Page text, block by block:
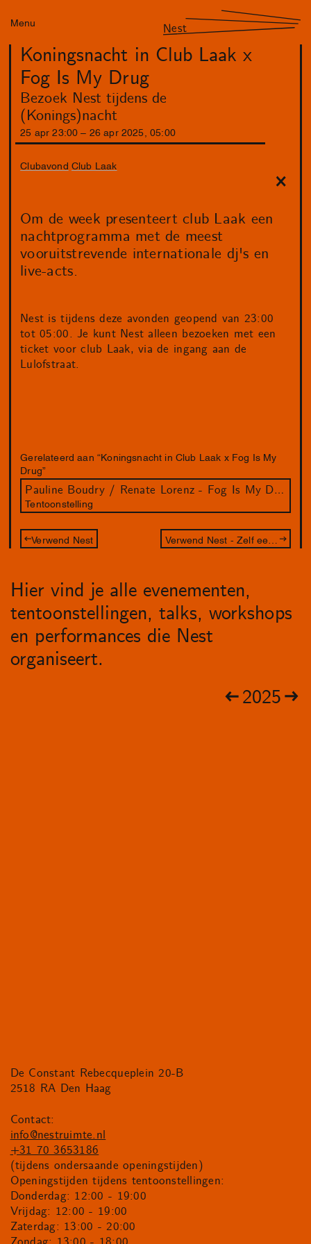
Menu Nest
Koningsnacht in Club Laak x
Fog Is My Drug
Bezoek Nest tijdens de
(Konings)nacht
25 apr 23 :00 26 apr 2025 05 : 00
Clubavond Club Laak
Om de week presenteert club Laak een
nachtprogramma met de meest
vooruitstrevende internationale dj's en
live-acts.
Nest is tijdens deze avonden geopend van 23:00
tot 05:00. Je kunt Nest alleen bezoeken met een
ticket voor club Laak, via de ingang aan de
Lulofstraat.
Gerelateerd aan “Koningsnacht in Club Laak x Fog Is My
Drug”
Pauline Boudry / Renate Lorenz - Fog Is My Drug
Tentoonstelling
Verwend Nest
Hier vind je alle evenementen,
tentoonstellingen, talks, workshops
en performances die Nest
organiseert.
2025
De Constant Rebecqueplein 20-B
2518 RA Den Haag
Contact:
info@nestruimte.nl
+31 70 3653186
(tijdens ondersaande openingstijden)
Openingstijden tijdens tentoonstellingen:
Donderdag: 12:00 - 19:00
Vrijdag: 12:00 - 19:00
Zaterdag: 13:00 - 20:00